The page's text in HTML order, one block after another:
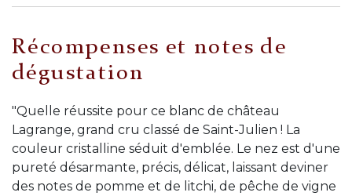
Récompenses et notes de
dégustation
"Quelle réussite pour ce blanc de château
Lagrange, grand cru classé de Saint-Julien ! La
couleur cristalline séduit d'emblée. Le nez est d'une
pureté désarmante, précis, délicat, laissant deviner
des notes de pomme et de litchi, de pêche de vigne